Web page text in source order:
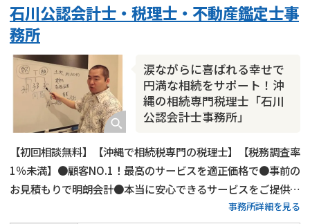
涙ながらに喜ばれる幸せで
円満な相続をサポート！沖
縄の相続専門税理士「石川
公認会計士事務所」
石川公認会計士・税理士・不動産鑑定士事
務所
【初回相談無料】【沖縄で相続税専門の税理士】【税務調査率
1％未満】●顧客NO.1！最高のサービスを適正価格で●事前の
お見積もりで明朗会計●本当に安心できるサービスをご提供し
事務所詳細を見る